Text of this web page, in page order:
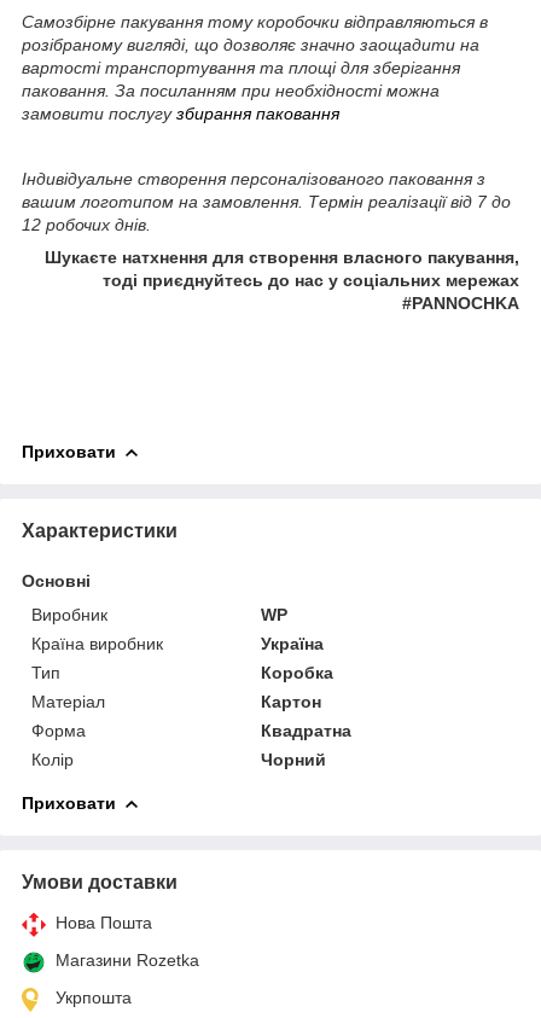
Самозбірне пакування тому коробочки відправляються в
розібраному вигляді, що дозволяє значно заощадити на
вартості транспортування та площі для зберігання
паковання. За посиланням при необхідності можна
замовити послугузбирання паковання
Індивідуальне створення персоналізованого паковання з
вашим логотипом на замовлення. Термін реалізації від 7 до
12 робочих днів.
Шукаєте натхнення для створення власного пакування,
тоді приєднуйтесь до нас у соціальних мережах
#PANNOCHKA
Приховати
Характеристики
Основні
Виробник
WP
Країна виробник
Україна
Тип
Коробка
Матеріал
Картон
Форма
Квадратна
Колір
Чорний
Приховати
Умови доставки
Нова Пошта
Магазини Rozetka
Укрпошта